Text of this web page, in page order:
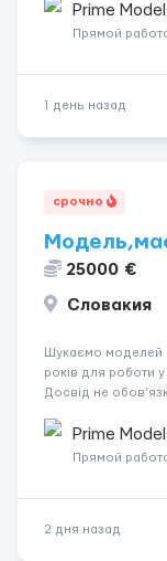
вакансія —
Prime
Прямой
1 день назад
срочно
25000 €
Словакия
Шукаємо моделей
років для роботи
Досвід не
конфіденційність
поважаємо особ...
Prime
Прямой
2 дня назад